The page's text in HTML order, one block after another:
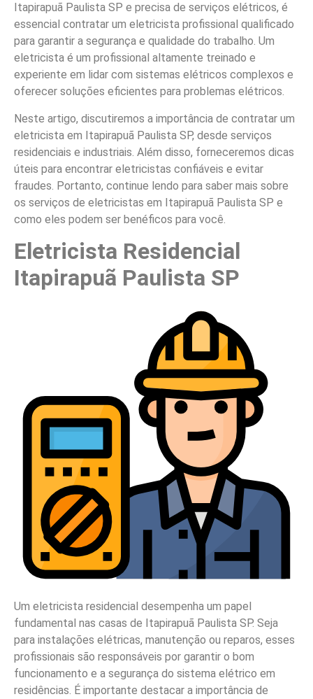
Itapirapuã Paulista SP e precisa de serviços elétricos, é
essencial contratar um eletricista profissional qualificado
para garantir a segurança e qualidade do trabalho. Um
eletricista é um profissional altamente treinado e
experiente em lidar com sistemas elétricos complexos e
oferecer soluções eficientes para problemas elétricos.
Neste artigo, discutiremos a importância de contratar um
eletricista em Itapirapuã Paulista SP, desde serviços
residenciais e industriais. Além disso, forneceremos dicas
úteis para encontrar eletricistas confiáveis e evitar
fraudes. Portanto, continue lendo para saber mais sobre
os serviços de eletricistas em Itapirapuã Paulista SP e
como eles podem ser benéficos para você.
Eletricista Residencial
Itapirapuã Paulista SP
Um eletricista residencial desempenha um papel
fundamental nas casas de Itapirapuã Paulista SP. Seja
para instalações elétricas, manutenção ou reparos, esses
profissionais são responsáveis por garantir o bom
funcionamento e a segurança do sistema elétrico em
residências. É importante destacar a importância de